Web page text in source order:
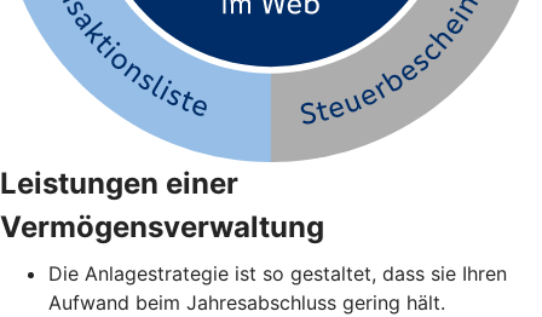
Leistungen einer
Vermögensverwaltung
Die Anlagestrategie ist so gestaltet, dass sie Ihren
Aufwand beim Jahresabschluss gering hält.